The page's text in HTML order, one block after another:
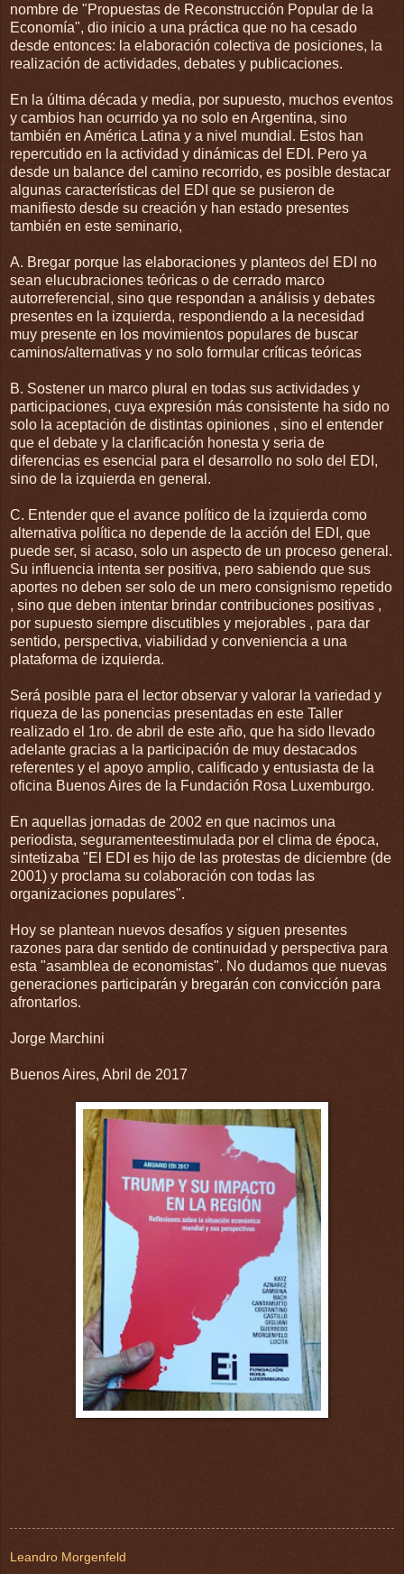
nombre de "Propuestas de Reconstrucción Popular de la
Economía", dio inicio a una práctica que no ha cesado
desde entonces: la elaboración colectiva de posiciones, la
realización de actividades, debates y publicaciones.
En la última década y media, por supuesto, muchos eventos
y cambios han ocurrido ya no solo en Argentina, sino
también en América Latina y a nivel mundial. Estos han
repercutido en la actividad y dinámicas del EDI. Pero ya
desde un balance del camino recorrido, es posible destacar
algunas características del EDI que se pusieron de
manifiesto desde su creación y han estado presentes
también en este seminario,
A. Bregar porque las elaboraciones y planteos del EDI no
sean elucubraciones teóricas o de cerrado marco
autorreferencial, sino que respondan a análisis y debates
presentes en la izquierda, respondiendo a la necesidad
muy presente en los movimientos populares de buscar
caminos/alternativas y no solo formular críticas teóricas
B. Sostener un marco plural en todas sus actividades y
participaciones, cuya expresión más consistente ha sido no
solo la aceptación de distintas opiniones , sino el entender
que el debate y la clarificación honesta y seria de
diferencias es esencial para el desarrollo no solo del EDI,
sino de la izquierda en general.
C. Entender que el avance político de la izquierda como
alternativa política no depende de la acción del EDI, que
puede ser, si acaso, solo un aspecto de un proceso general.
Su influencia intenta ser positiva, pero sabiendo que sus
aportes no deben ser solo de un mero consignismo repetido
, sino que deben intentar brindar contribuciones positivas ,
por supuesto siempre discutibles y mejorables , para dar
sentido, perspectiva, viabilidad y conveniencia a una
plataforma de izquierda.
Será posible para el lector observar y valorar la variedad y
riqueza de las ponencias presentadas en este Taller
realizado el 1ro. de abril de este año, que ha sido llevado
adelante gracias a la participación de muy destacados
referentes y el apoyo amplio, calificado y entusiasta de la
oficina Buenos Aires de la Fundación Rosa Luxemburgo.
En aquellas jornadas de 2002 en que nacimos una
periodista, seguramenteestimulada por el clima de época,
sintetizaba "El EDI es hijo de las protestas de diciembre (de
2001) y proclama su colaboración con todas las
organizaciones populares".
Hoy se plantean nuevos desafíos y siguen presentes
razones para dar sentido de continuidad y perspectiva para
esta "asamblea de economistas". No dudamos que nuevas
generaciones participarán y bregarán con convicción para
afrontarlos.
Jorge Marchini
Buenos Aires, Abril de 2017
Leandro Morgenfeld